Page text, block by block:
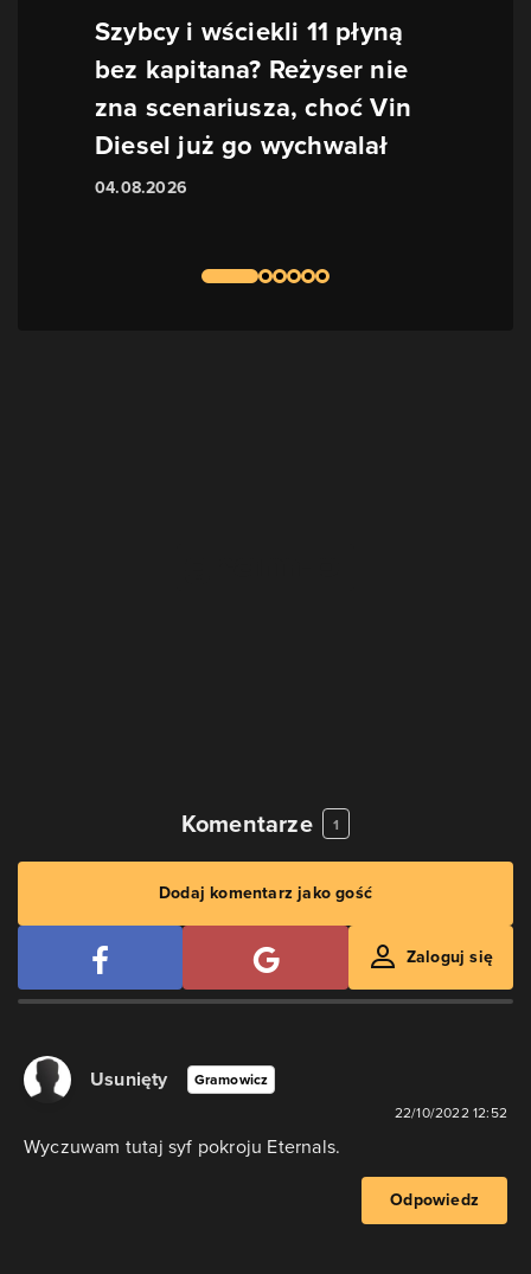
Szybcy i wściekli 11 płyną
bez kapitana? Reżyser nie
zna scenariusza, choć Vin
Diesel już go wychwalał
04.08.2026
Komentarze 1
Dodaj komentarz jako gość
Zaloguj się
Usunięty Gramowicz
22/10/2022 12:52
Wyczuwam tutaj syf pokroju Eternals.
Odpowiedz